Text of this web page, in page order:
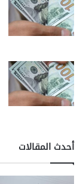
أحدث المقالات